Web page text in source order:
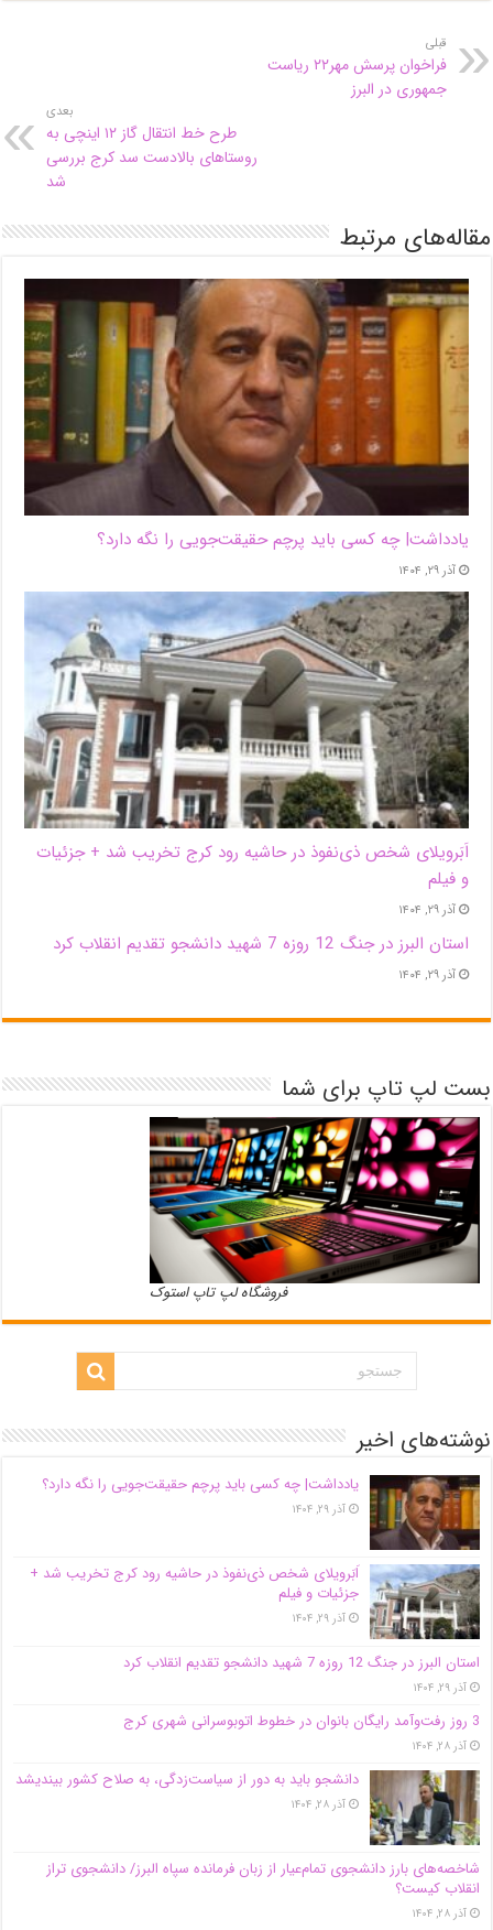
قبلی
فراخوان پرسش مهر۲۲ ریاست
جمهوری در البرز
بعدی
طرح خط انتقال گاز ۱۲ اینچی به
روستاهای بالادست سد کرج بررسی
شد
مقاله‌های مرتبط
یادداشت| ‌چه کسی باید پرچم حقیقت‌جویی را نگه دارد؟
آذر ۲۹, ۱۴۰۴
اَبَر‌ویلای شخص ذی‌نفوذ در حاشیه‌ رود کرج تخریب شد + جزئیات
و فیلم
آذر ۲۹, ۱۴۰۴
استان البرز در جنگ 12 روزه 7 شهید دانشجو تقدیم انقلاب کرد
آذر ۲۹, ۱۴۰۴
بست لپ تاپ برای شما
فروشگاه لپ تاپ استوک
نوشته‌های اخیر
یادداشت| ‌چه کسی باید پرچم حقیقت‌جویی را نگه دارد؟
آذر ۲۹, ۱۴۰۴
اَبَر‌ویلای شخص ذی‌نفوذ در حاشیه‌ رود کرج تخریب شد +
جزئیات و فیلم
آذر ۲۹, ۱۴۰۴
استان البرز در جنگ 12 روزه 7 شهید دانشجو تقدیم انقلاب کرد
آذر ۲۹, ۱۴۰۴
3 روز رفت‌وآمد رایگان بانوان در خطوط اتوبوسرانی شهری کرج
آذر ۲۸, ۱۴۰۴
دانشجو باید به دور از سیاست‌زدگی، به صلاح کشور بیندیشد
آذر ۲۸, ۱۴۰۴
شاخصه‌های بارز دانشجوی تمام‌عیار از زبان فرمانده سپاه البرز/ دانشجوی تراز
انقلاب کیست؟
آذر ۲۸, ۱۴۰۴